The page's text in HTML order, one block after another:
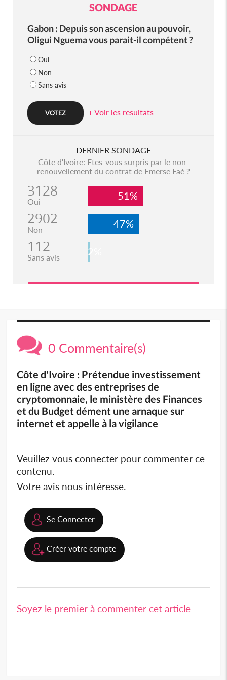
SONDAGE
Gabon : Depuis son ascension au pouvoir,
Oligui Nguema vous parait-il compétent ?
Oui
Non
Sans avis
+ Voir les resultats
DERNIER SONDAGE
Côte d'Ivoire: Etes-vous surpris par le non-
renouvellement du contrat de Emerse Faé ?
3128
Oui 51%
2902
Non 47%
112
Sans avis 2%
0 Commentaire(s)
Côte d'Ivoire : Prétendue investissement
en ligne avec des entreprises de
cryptomonnaie, le ministère des Finances
et du Budget dément une arnaque sur
internet et appelle à la vigilance
Veuillez vous connecter pour commenter ce
contenu.
Votre avis nous intéresse.
Se Connecter
Créer votre compte
Soyez le premier à commenter cet article